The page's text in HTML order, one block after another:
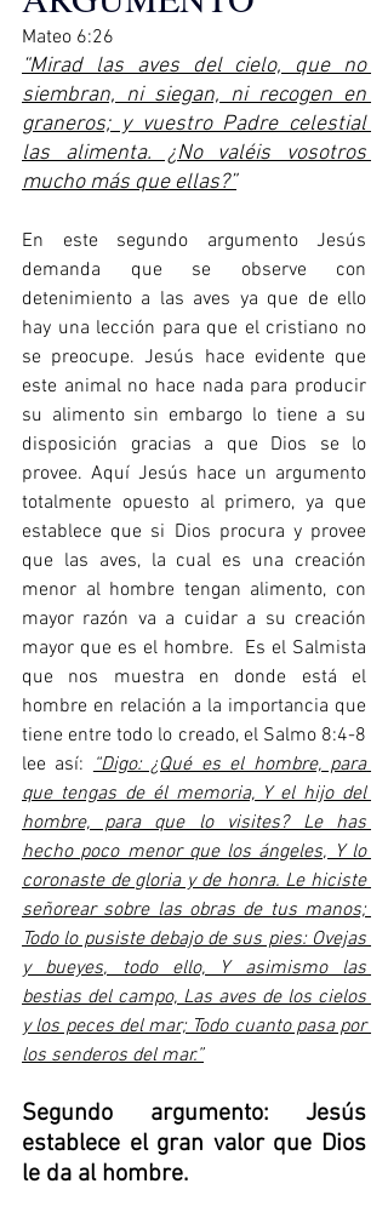
“Mirad las aves del cielo, que no
siembran, ni siegan, ni recogen en
graneros; y vuestro Padre celestial
las alimenta. ¿No valéis vosotros
mucho más que ellas?”
En este segundo argumento Jesús
demanda que se observe con
detenimiento a las aves ya que de ello
hay una lección para que el cristiano no
se preocupe. Jesús hace evidente que
este animal no hace nada para producir
su alimento sin embargo lo tiene a su
disposición gracias a que Dios se lo
provee. Aquí Jesús hace un argumento
totalmente opuesto al primero, ya que
establece que si Dios procura y provee
que las aves, la cual es una creación
menor al hombre tengan alimento, con
mayor razón va a cuidar a su creación
mayor que es el hombre.  Es el Salmista
que nos muestra en donde está el
hombre en relación a la importancia que
tiene entre todo lo creado, el Salmo 8:4-8
lee así: “Digo: ¿Qué es el hombre, para
que tengas de él memoria, Y el hijo del
hombre, para que lo visites? Le has
hecho poco menor que los ángeles, Y lo
coronaste de gloria y de honra. Le hiciste
señorear sobre las obras de tus manos;
Todo lo pusiste debajo de sus pies: Ovejas
y bueyes, todo ello, Y asimismo las
bestias del campo, Las aves de los cielos
y los peces del mar; Todo cuanto pasa por
los senderos del mar.”
Segundo argumento: Jesús
establece el gran valor que Dios
le da al hombre.